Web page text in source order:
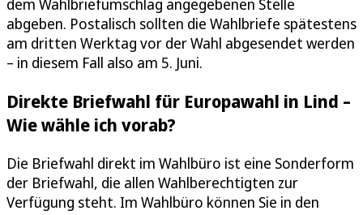
abgeben. Postalisch sollten die Wahlbriefe spätestens
am dritten Werktag vor der Wahl abgesendet werden
– in diesem Fall also am 5. Juni.
Direkte Briefwahl für Europawahl in Lind –
Wie wähle ich vorab?
Die Briefwahl direkt im Wahlbüro ist eine Sonderform
der Briefwahl, die allen Wahlberechtigten zur
Verfügung steht. Im Wahlbüro können Sie in den